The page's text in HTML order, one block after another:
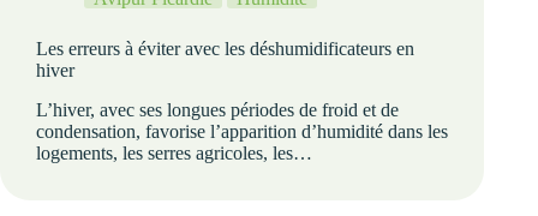
Les erreurs à éviter avec les déshumidificateurs en
hiver
L’hiver, avec ses longues périodes de froid et de
condensation, favorise l’apparition d’humidité dans les
logements, les serres agricoles, les…